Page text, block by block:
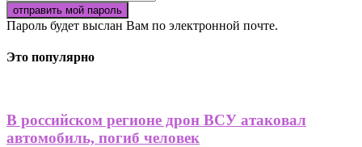
Пароль будет выслан Вам по электронной почте.
Это популярно
В российском регионе дрон ВСУ атаковал
автомобиль, погиб человек